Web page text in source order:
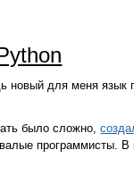
новый для меня
было сложно,
программисты.